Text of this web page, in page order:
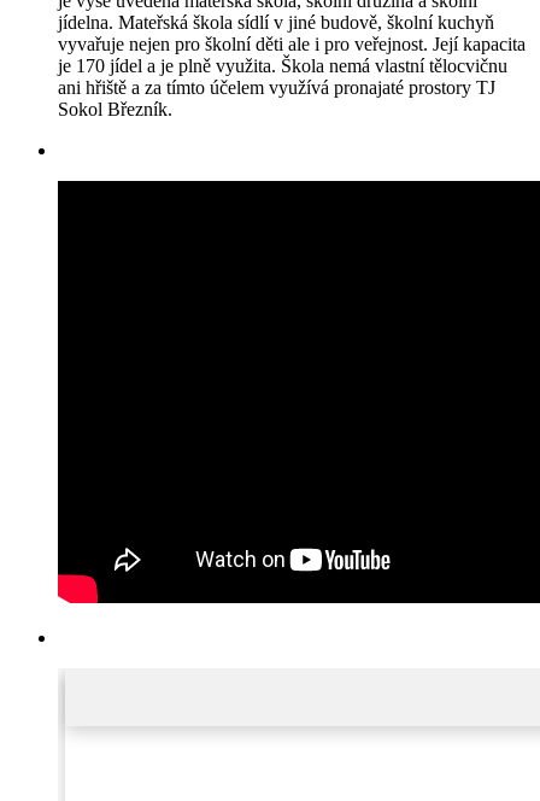
jídelna. Mateřská škola sídlí v jiné budově, školní kuchyň
vyvařuje nejen pro školní děti ale i pro veřejnost. Její kapacita
je 170 jídel a je plně využita. Škola nemá vlastní tělocvičnu
ani hřiště a za tímto účelem využívá pronajaté prostory TJ
Sokol Březník.